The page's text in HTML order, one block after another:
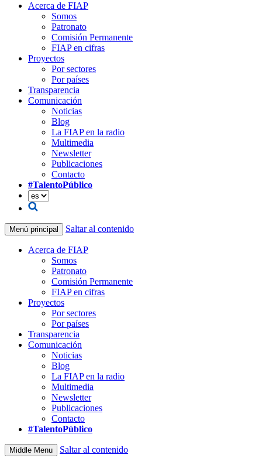
Acerca de FIAP
Somos
Patronato
Comisión Permanente
FIAP en cifras
Proyectos
Por sectores
Por países
Transparencia
Comunicación
Noticias
Blog
La FIAP en la radio
Multimedia
Newsletter
Publicaciones
Contacto
#TalentoPúblico
Menú principal Saltar al contenido
Acerca de FIAP
Somos
Patronato
Comisión Permanente
FIAP en cifras
Proyectos
Por sectores
Por países
Transparencia
Comunicación
Noticias
Blog
La FIAP en la radio
Multimedia
Newsletter
Publicaciones
Contacto
#TalentoPúblico
Middle Menu Saltar al contenido